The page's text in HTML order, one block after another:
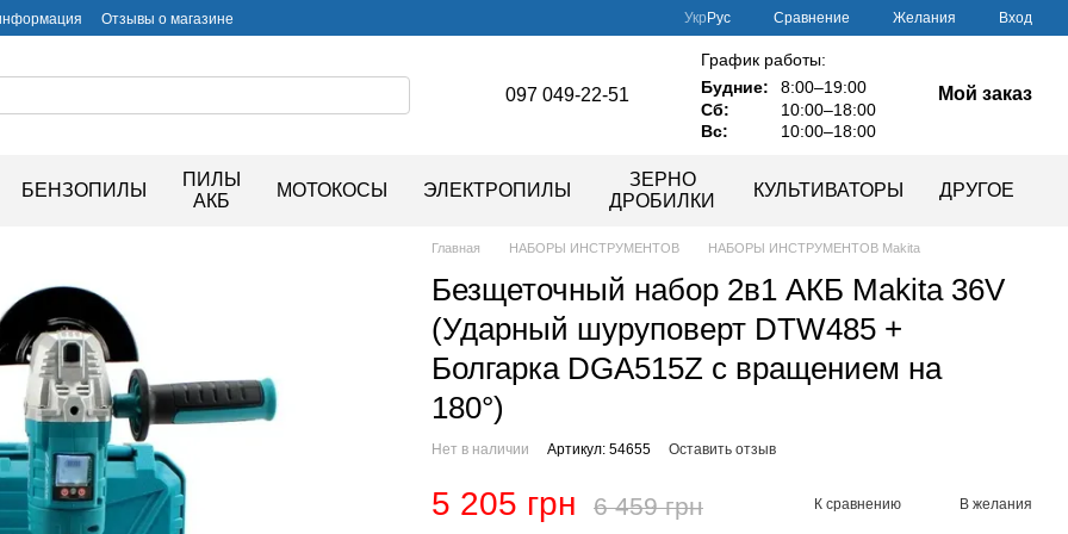
Отзывы о магазине Укр Рус Сравнение Желания Вход
097 049-22-51
График работы:
Будние:
8:00–19:00
Сб:
10:00–18:00
Вс:
10:00–18:00
Мой заказ
БЕНЗОПИЛЫ
ПИЛЫ
АКБ
МОТОКОСЫ ЭЛЕКТРОПИЛЫ
ЗЕРНО
ДРОБИЛКИ
КУЛЬТИВАТОРЫ ДРУГОЕ
Главная НАБОРЫ ИНСТРУМЕНТОВ НАБОРЫ ИНСТРУМЕНТОВ Makita
Безщеточный набор 2в1 АКБ Makita 36V
(Ударный шуруповерт DTW485 +
Болгарка DGA515Z с вращением на
180°)
Нет в наличии Артикул: 54655 Оставить отзыв
5 205 грн 6 459 грн К сравнению В желания